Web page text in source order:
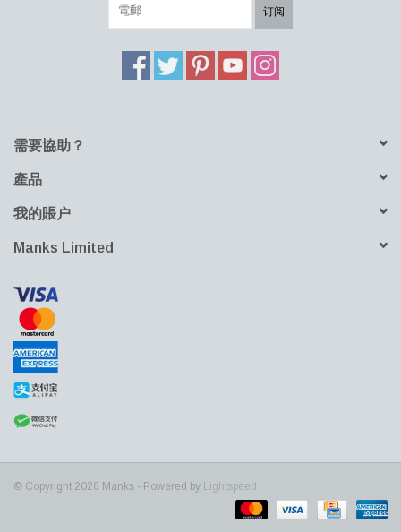
订阅
需要協助？
產品
我的賬户
Manks Limited
© Copyright 2026 Manks - Powered by Lightspeed